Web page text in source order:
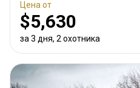
Цена от
$5,630
за 3 дня, 2 охотника